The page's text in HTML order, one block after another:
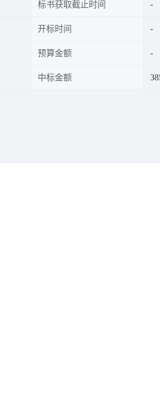
标书获取截止时间
开标时间
预算金额
中标金额